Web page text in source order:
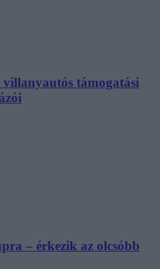
támogatási
– érkezik az olcsóbb